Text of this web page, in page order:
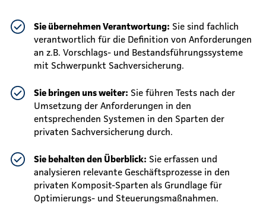
Sie übernehmen Verantwortung: Sie sind fachlich
verantwortlich für die Definition von Anforderungen
an z.B. Vorschlags- und Bestandsführungssysteme
mit Schwerpunkt Sachversicherung.
Sie bringen uns weiter: Sie führen Tests nach der
Umsetzung der Anforderungen in den
entsprechenden Systemen in den Sparten der
privaten Sachversicherung durch.
Sie behalten den Überblick: Sie erfassen und
analysieren relevante Geschäftsprozesse in den
privaten Komposit-Sparten als Grundlage für
Optimierungs- und Steuerungsmaßnahmen.